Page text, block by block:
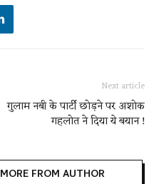
Next article
गुलाम नबी के पार्टी छोड़ने पर अशोक
गहलोत ने दिया ये बयान !
MORE FROM AUTHOR